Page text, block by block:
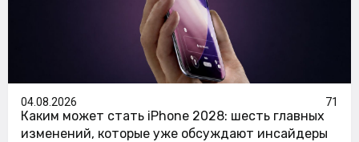
04.08.2026 71
Каким может стать iPhone 2028: шесть главных
изменений, которые уже обсуждают инсайдеры